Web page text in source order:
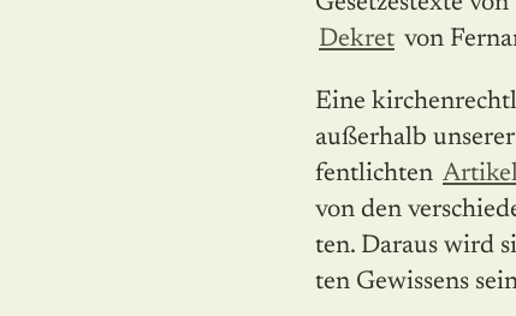
Dekret von
Eine
außerhalb
fentlichten
von den
ten. Daraus wird
ten Gewissens